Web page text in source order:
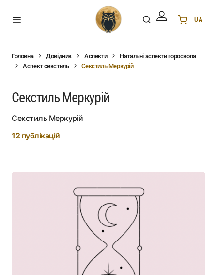
UA
Головна Довідник Аспекти
Натальні аспекти гороскопа
Аспект секстиль
Секстиль Меркурій
Секстиль Меркурій
Секстиль Меркурій
12 публікацій